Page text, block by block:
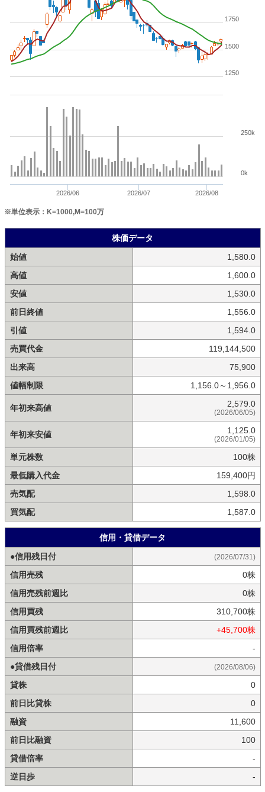
2026/06 2026/07 2026/08
1250
1500
1750
0k
250k
※単位表示：K=1000,M=100万
株価データ
始値
1,580.0
高値
1,600.0
安値
1,530.0
前日終値
1,556.0
引値
1,594.0
売買代金
119,144,500
出来高
75,900
値幅制限
1,156.0～1,956.0
年初来高値 2,579.0
(2026/06/05)
年初来安値 1,125.0
(2026/01/05)
単元株数
100株
最低購入代金
159,400円
売気配
1,598.0
買気配
1,587.0
信用・貸借データ
●信用残日付
(2026/07/31)
信用売残
0株
信用売残前週比
0株
信用買残
310,700株
信用買残前週比
+45,700株
信用倍率
-
●貸借残日付
(2026/08/06)
貸株
0
前日比貸株
0
融資
11,600
前日比融資
100
貸借倍率
-
逆日歩
-